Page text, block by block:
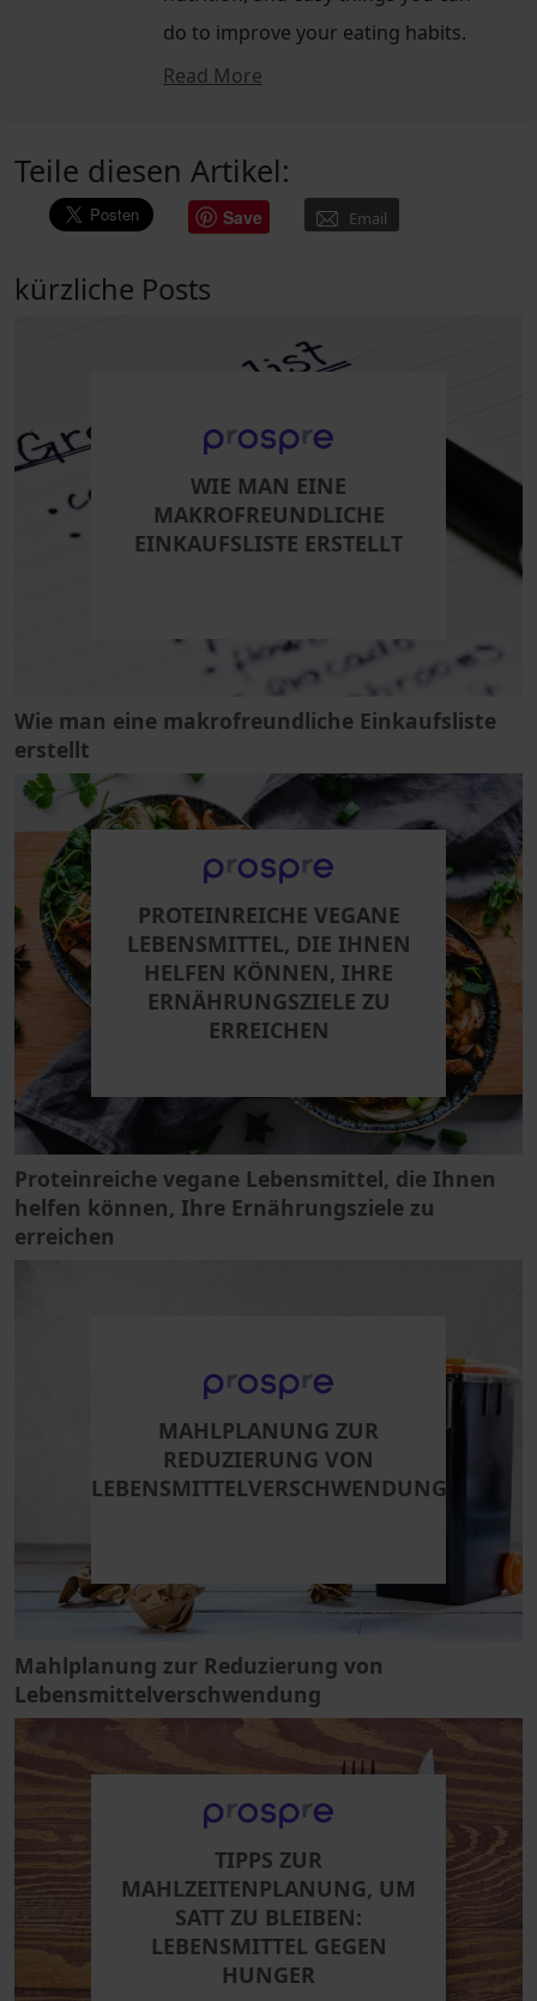
do to improve your eating habits.
Read More
Teile diesen Artikel:
Save Email
kürzliche Posts
WIE MAN EINE
MAKROFREUNDLICHE
EINKAUFSLISTE ERSTELLT
Wie man eine makrofreundliche Einkaufsliste
erstellt
PROTEINREICHE VEGANE
LEBENSMITTEL, DIE IHNEN
HELFEN KÖNNEN, IHRE
ERNÄHRUNGSZIELE ZU
ERREICHEN
Proteinreiche vegane Lebensmittel, die Ihnen
helfen können, Ihre Ernährungsziele zu
erreichen
MAHLPLANUNG ZUR
REDUZIERUNG VON
LEBENSMITTELVERSCHWENDUNG
Mahlplanung zur Reduzierung von
Lebensmittelverschwendung
TIPPS ZUR
MAHLZEITENPLANUNG, UM
SATT ZU BLEIBEN:
LEBENSMITTEL GEGEN
HUNGER